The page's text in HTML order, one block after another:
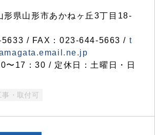
県山形市あかねヶ丘3丁目18-
/ FAX：023-644-5663 / t
〜17：30 / 定休日：土曜日・日
事・取付可